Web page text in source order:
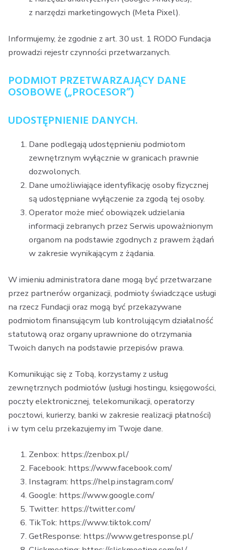
z narzędzi marketingowych (Meta Pixel).
Informujemy, że zgodnie z art. 30 ust. 1 RODO Fundacja
prowadzi rejestr czynności przetwarzanych.
PODMIOT PRZETWARZAJĄCY DANE
OSOBOWE („PROCESOR”)
UDOSTĘPNIENIE DANYCH.
Dane podlegają udostępnieniu podmiotom
zewnętrznym wyłącznie w granicach prawnie
dozwolonych.
Dane umożliwiające identyfikację osoby fizycznej
są udostępniane wyłączenie za zgodą tej osoby.
Operator może mieć obowiązek udzielania
informacji zebranych przez Serwis upoważnionym
organom na podstawie zgodnych z prawem żądań
w zakresie wynikającym z żądania.
W imieniu administratora dane mogą być przetwarzane
przez partnerów organizacji, podmioty świadczące usługi
na rzecz Fundacji oraz mogą być przekazywane
podmiotom finansującym lub kontrolującym działalność
statutową oraz organy uprawnione do otrzymania
Twoich danych na podstawie przepisów prawa.
Komunikując się z Tobą, korzystamy z usług
zewnętrznych podmiotów (usługi hostingu, księgowości,
poczty elektronicznej, telekomunikacji, operatorzy
pocztowi, kurierzy, banki w zakresie realizacji płatności)
i w tym celu przekazujemy im Twoje dane.
Zenbox: https://zenbox.pl/
Facebook: https://www.facebook.com/
Instagram: https://help.instagram.com/
Google: https://www.google.com/
Twitter: https://twitter.com/
TikTok: https://www.tiktok.com/
GetResponse: https://www.getresponse.pl/